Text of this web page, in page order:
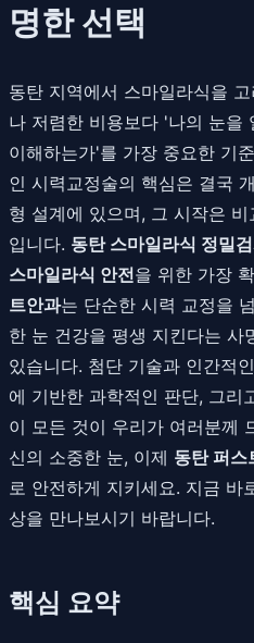
명한 선택
동탄 지역에서 스마일라식을
나 저렴한 비용보다 '나의 눈을
이해하는가'를 가장 중요한 기
인 시력교정술의 핵심은 결국
형 설계에 있으며, 그 시작은
입니다. 동탄 스마일라식 정밀
스마일라식 안전을 위한 가장
트안과는 단순한 시력 교정을
한 눈 건강을 평생 지킨다는 사
있습니다. 첨단 기술과 인간적
에 기반한 과학적인 판단, 그리
이 모든 것이 우리가 여러분께
신의 소중한 눈, 이제 동탄 퍼스
로 안전하게 지키세요. 지금 바
상을 만나보시기 바랍니다.
핵심 요약